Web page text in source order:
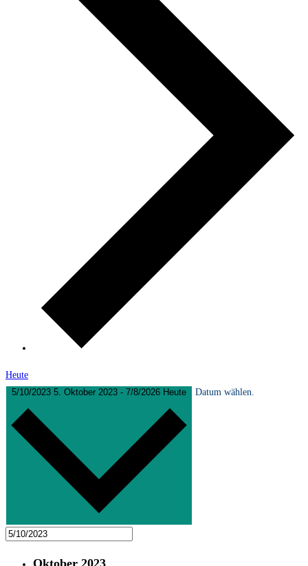
Heute
5/10/2023 5. Oktober 2023 - 7/8/2026 Heute Datum wählen.
Oktober 2023